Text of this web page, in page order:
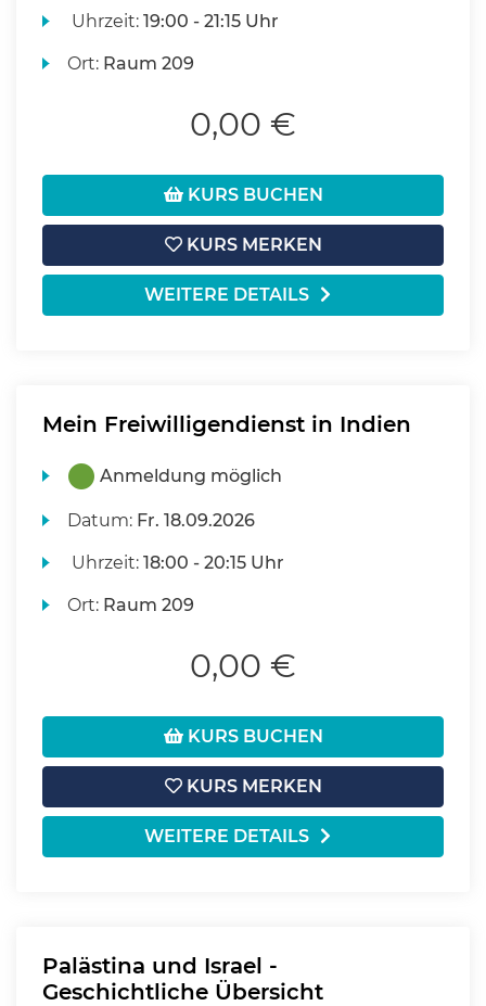
Uhrzeit:19:00 - 21:15 Uhr
Ort: Raum 209
0,00 €
KURS BUCHEN
KURS MERKEN
WEITERE DETAILS
Mein Freiwilligendienst in Indien
Anmeldung möglich
Datum: Fr. 18.09.2026
Uhrzeit:18:00 - 20:15 Uhr
Ort: Raum 209
0,00 €
KURS BUCHEN
KURS MERKEN
WEITERE DETAILS
Palästina und Israel -
Geschichtliche Übersicht